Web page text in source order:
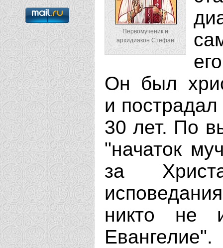
Первомученик и
архидиакон Стефан
Он был
и
30 лет. По
"начаток
за
никто не
Евангелие".